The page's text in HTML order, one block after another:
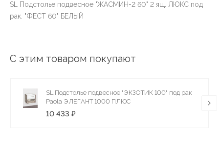
SL Подстолье подвесное "ЖАСМИН-2 60" 2 ящ. ЛЮКС под
рак. "ФЕСТ 60" БЕЛЫЙ
С этим товаром покупают
SL Подстолье подвесное "ЭКЗОТИК 100" под рак
Paola ЭЛЕГАНТ 1000 ПЛЮС
10 433 ₽